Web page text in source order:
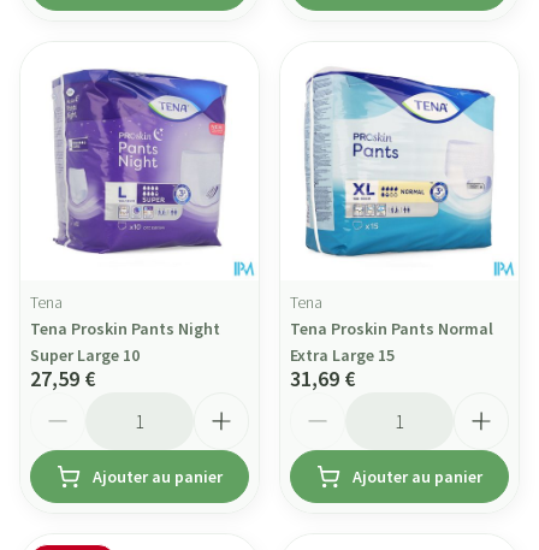
Tena
Tena Proskin Pants Night
Super Large 10
27,59 €
Ajouter au panier
Tena
Tena Proskin Pants Normal
Extra Large 15
31,69 €
Ajouter au panier